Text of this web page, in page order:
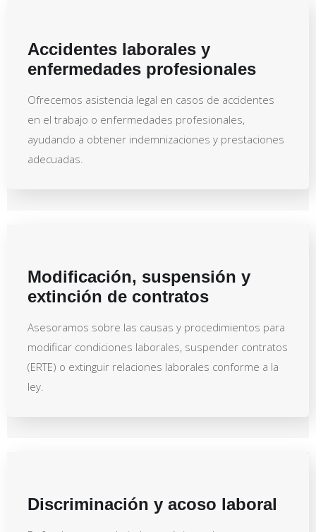
Accidentes laborales y
enfermedades profesionales
Ofrecemos asistencia legal en casos de accidentes
en el trabajo o enfermedades profesionales,
ayudando a obtener indemnizaciones y prestaciones
adecuadas.
Modificación, suspensión y
extinción de contratos
Asesoramos sobre las causas y procedimientos para
modificar condiciones laborales, suspender contratos
(ERTE) o extinguir relaciones laborales conforme a la
ley.
Discriminación y acoso laboral